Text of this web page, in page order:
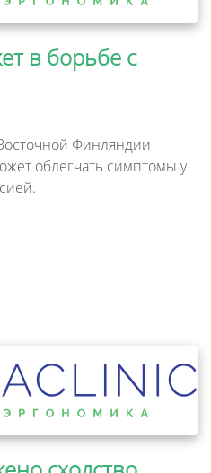
в борьбе с
Финляндии
облегчать симптомы у